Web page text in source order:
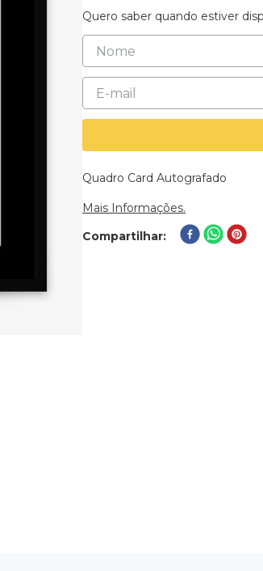
Quero saber quando estiver
Quadro Card Autografado
Mais Informações.
Compartilhar